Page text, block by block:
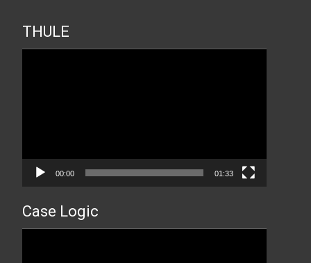
THULE
00:00 01:33
Case Logic